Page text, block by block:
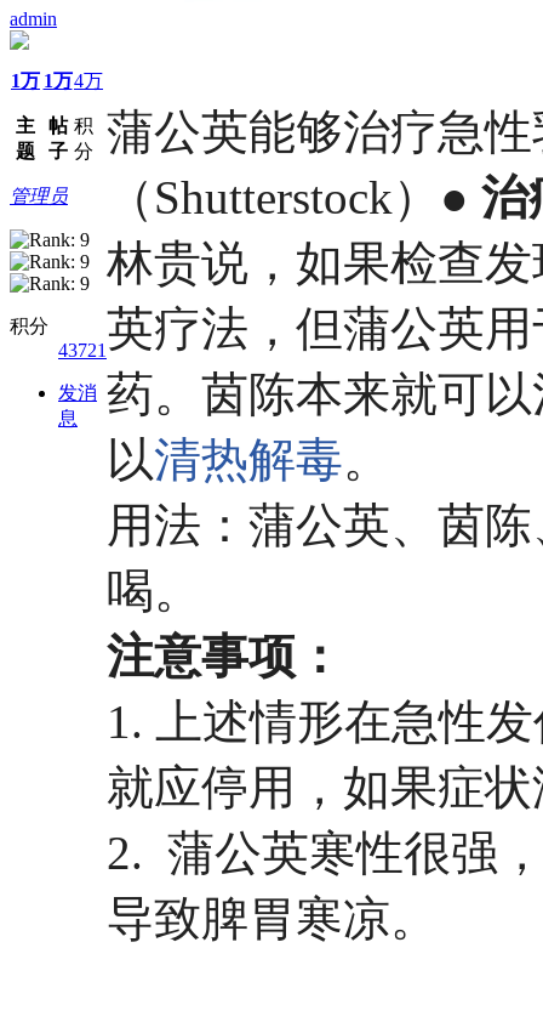
admin
1万
主
题
1万
帖
子
4万
积
分
管理员
积分
43721
发消
息
蒲公英能够治疗急
（Shutterstock） ● 治
林贵说，如果检查
英疗法，但蒲公英
药。茵陈本来就可
以清热解毒。
用法：蒲公英、茵
喝。
注意事项：
1. 上述情形在急性
就应停用，如果症
2. 蒲公英寒性很强
导致脾胃寒凉。